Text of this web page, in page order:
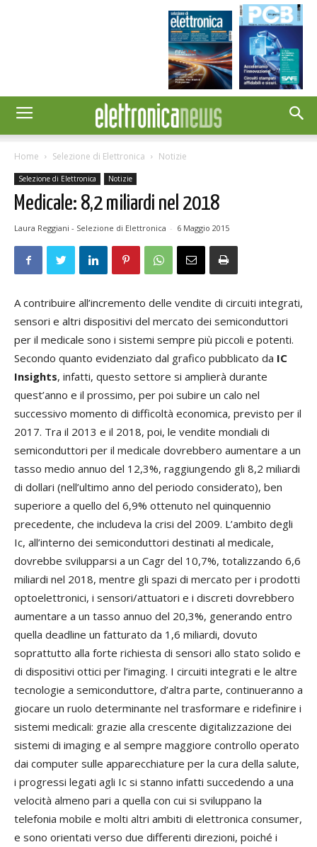
Home Selezione di Elettronica Notizie
Selezione di Elettronica Notizie
Medicale: 8,2 miliardi nel 2018
Laura Reggiani - Selezione di Elettronica - 6 Maggio 2015
A contribuire all’incremento delle vendite di circuiti integrati,
sensori e altri dispositivi del mercato dei semiconduttori
per il medicale sono i sistemi sempre più piccoli e potenti.
Secondo quanto evidenziato dal grafico pubblicato da IC
Insights, infatti, questo settore si amplierà durante
quest’anno e il prossimo, per poi subire un calo nel
successivo momento di difficoltà economica, previsto per il
2017. Tra il 2013 e il 2018, poi, le vendite mondiali di
semiconduttori per il medicale dovrebbero aumentare a un
tasso medio annuo del 12,3%, raggiungendo gli 8,2 miliardi
di dollari (nell’ultimo anno del periodo considerato), ben
superiore a quello del 6,9% ottenuto nel quinquennio
precedente, che includeva la crisi del 2009. L’ambito degli
Ic, all’interno dei semiconduttori destinati al medicale,
dovrebbe svilupparsi a un Cagr del 10,7%, totalizzando 6,6
miliardi nel 2018, mentre gli spazi di mercato per i prodotti
optoelettronici, i sensori/attuatori e i discreti dovrebbero
aumentare a un tasso annuo del 20,3%, generando entro
quella deadline un fatturato da 1,6 miliardi, dovuto
soprattutto alla forte richiesta di sensori allo stato solido e
di dispositivi ottici per l’imaging. I circuiti integrati e le altre
tecnologie a semiconduttore, d’altra parte, continueranno a
giocare un ruolo determinante nel trasformare e ridefinire i
sistemi medicali: grazie alla crescente digitalizzazione dei
sistemi di imaging e al sempre maggiore controllo operato
dai computer sulle apparecchiature per la cura della salute,
i progressi legati agli Ic si stanno infatti succedendo a una
velocità almeno pari a quella con cui si sviluppano la
telefonia mobile e molti altri ambiti di elettronica consumer,
e sono orientati verso due differenti direzioni, poiché i